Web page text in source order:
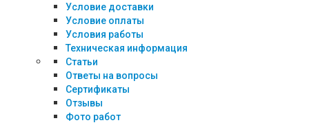
Условие доставки
Условие оплаты
Условия работы
Техническая информация
Статьи
Ответы на вопросы
Сертификаты
Отзывы
Фото работ